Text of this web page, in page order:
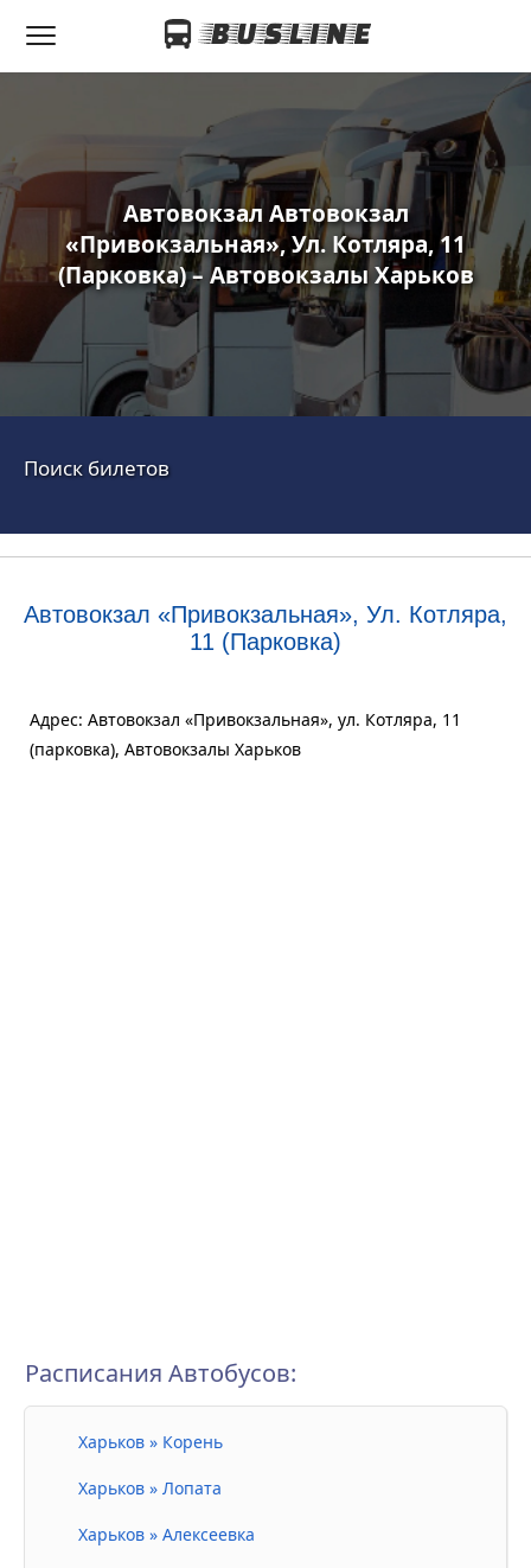
Автовокзал Автовокзал
«Привокзальная», Ул. Котляра, 11
(парковка) – Автовокзалы Харьков
Поиск билетов
Автовокзал «Привокзальная», Ул. Котляра,
11 (парковка)
Адрес: Автовокзал «Привокзальная», ул. Котляра, 11
(парковка), Автовокзалы Харьков
Расписания Автобусов:
Харьков » Корень
Харьков » Лопата
Харьков » Алексеевка